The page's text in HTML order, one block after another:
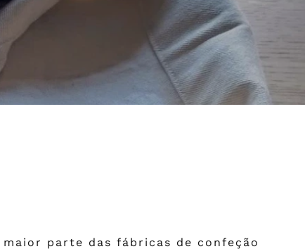
parte das fábricas de confeção